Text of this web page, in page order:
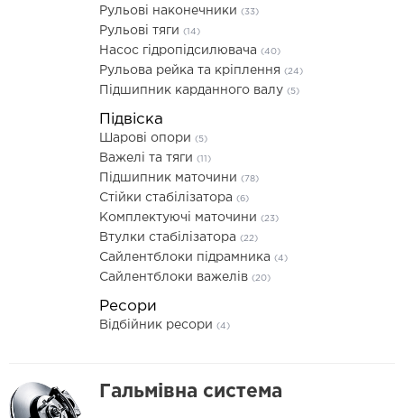
Рульові наконечники (33)
Рульові тяги (14)
Насос гідропідсилювача (40)
Рульова рейка та кріплення (24)
Підшипник карданного валу (5)
Підвіска
Шарові опори (5)
Важелі та тяги (11)
Підшипник маточини (78)
Стійки стабілізатора (6)
Комплектуючі маточини (23)
Втулки стабілізатора (22)
Сайлентблоки підрамника (4)
Сайлентблоки важелів (20)
Ресори
Відбійник ресори (4)
Гальмівна система